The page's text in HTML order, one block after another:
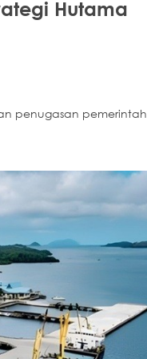
Hutama
penugasan pemerintah